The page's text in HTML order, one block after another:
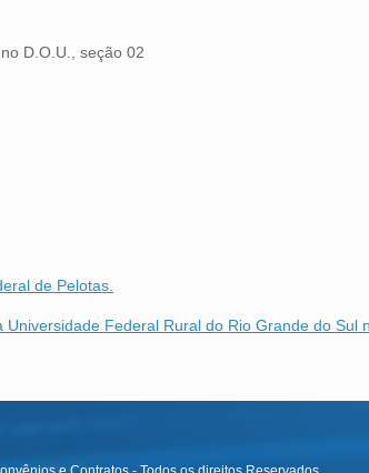
D.O.U., seção 02
de Pelotas.
Federal Rural do Rio Grande do Sul